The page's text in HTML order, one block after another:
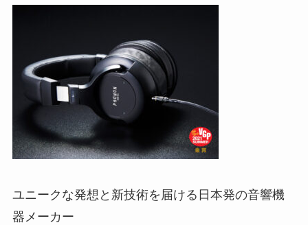
ユニークな発想と新技術を届ける日本発の音響機
器メーカー